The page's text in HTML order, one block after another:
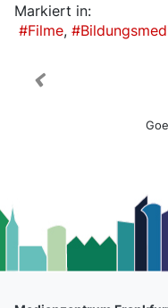
Markiert in:
Filme